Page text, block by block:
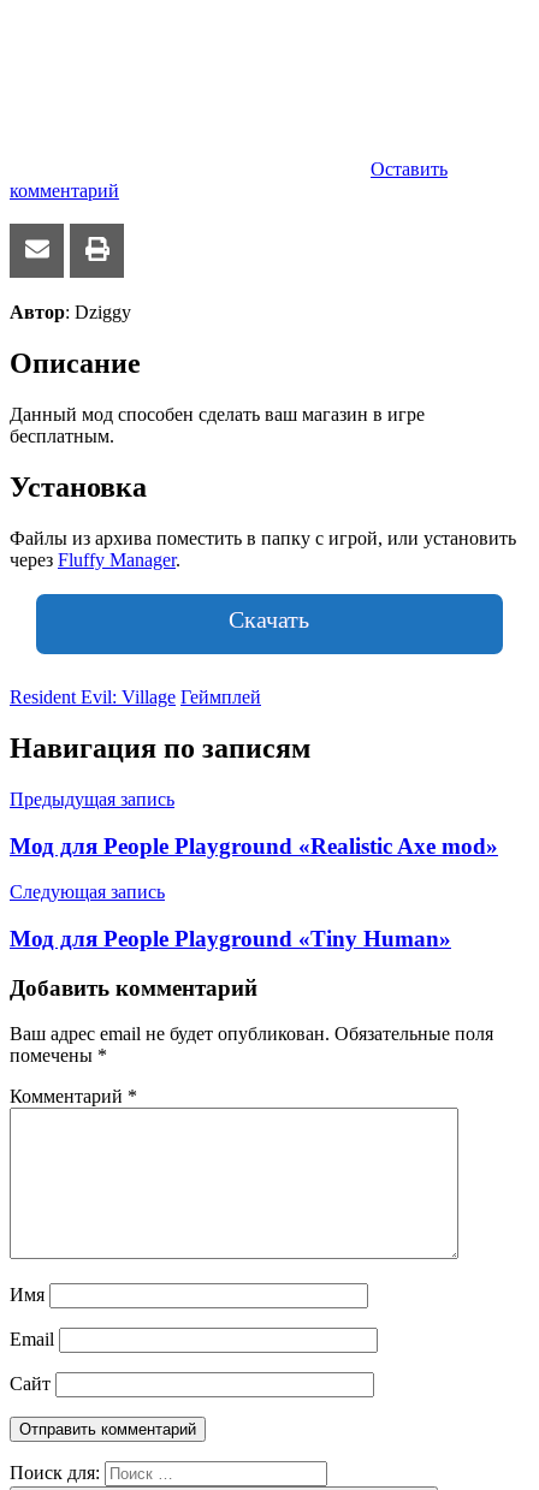
Оставить
комментарий
Автор: Dziggy
Описание
Данный мод способен сделать ваш магазин в игре
бесплатным.
Установка
Файлы из архива поместить в папку с игрой, или установить
через Fluffy Manager.
Скачать
Resident Evil: Village Геймплей
Навигация по записям
Предыдущая запись
Мод для People Playground «Realistic Axe mod»
Следующая запись
Мод для People Playground «Tiny Human»
Добавить комментарий
Ваш адрес email не будет опубликован. Обязательные поля
помечены *
Комментарий *
Имя
Email
Сайт
Поиск для: